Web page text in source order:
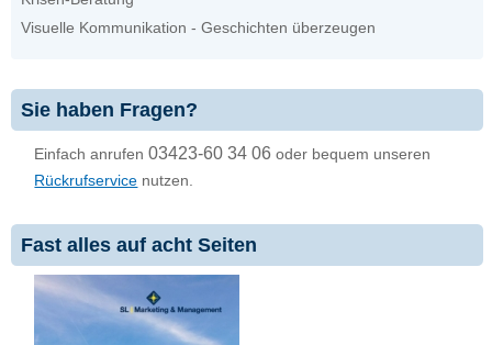
Visuelle Kommunikation - Geschichten überzeugen
Sie haben Fragen?
Einfach anrufen03423-60 34 06 oder bequem unseren
Rückrufservice nutzen.
Fast alles auf acht Seiten